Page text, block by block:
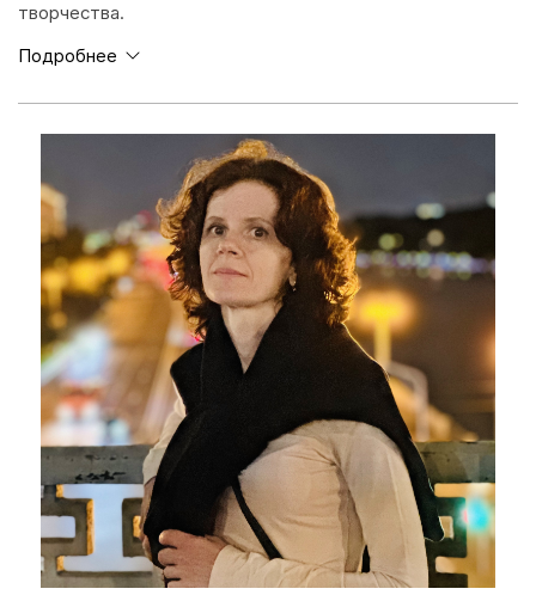
творчества.
Подробнее